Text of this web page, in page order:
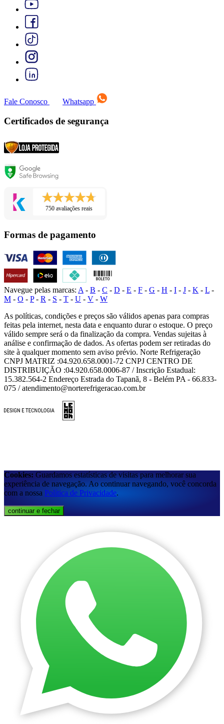
Fale Conosco Whatsapp
Certificados de segurança
750 avaliações reais
Formas de pagamento
Navegue pelas marcas: A - B - C - D - E - F - G - H - I - J - K - L -
M - O - P- R - S - T - U - V - W
As políticas, condições e preços são válidos apenas para compras
feitas pela internet, nesta data e enquanto durar o estoque. O preço
válido sempre será o da finalização da compra. Vendas sujeitas à
análise e confirmação de dados. As ofertas podem ser retiradas do
site à qualquer momento sem aviso prévio. Norte Refrigeração
CNPJ MATRIZ :04.920.658.0001-72 CNPJ CENTRO DE
DISTRIBUIÇÃO :04.920.658.0006-87 / Inscrição Estadual:
15.382.564-2 Endereço Estrada do Tapanã, 8 - Belém PA - 66.833-
075 / atendimento@norterefrigeracao.com.br
Cookies: Guardamos estatísticas de visitas para melhorar sua
experiência de navegação. Ao continuar navegando, você concorda
com a nossa Política de Privacidade.
continuar e fechar